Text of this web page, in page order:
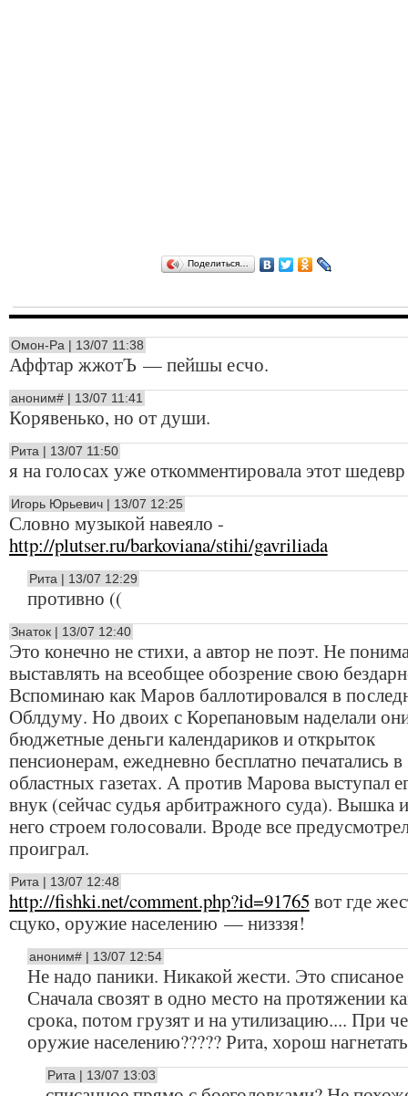
Поделиться…
Омон-Ра | 13/07 11:38
Аффтар жжотЪ — пейшы есчо.
аноним# | 13/07 11:41
Корявенько, но от души.
Рита | 13/07 11:50
я на голосах уже откомментировала этот
Игорь Юрьевич | 13/07 12:25
Словно музыкой навеяло -
http://plutser.ru/barkoviana/stihi/gavriliada
Рита | 13/07 12:29
противно ((
Знаток | 13/07 12:40
Это конечно не стихи, а автор не поэт. Не
выставлять на всеобщее обозрение свою
Вспоминаю как Маров баллотировался в
Облдуму. Но двоих с Корепановым наделали они
бюджетные деньги календариков и открыток
пенсионерам, ежедневно бесплатно печатались в
областных газетах. А против Марова выступал
внук (сейчас судья арбитражного суда). Вышка
него строем голосовали. Вроде все
проиграл.
Рита | 13/07 12:48
http://fishki.net/comment.php?id=91765 вот где
сцуко, оружие населению — низззя!
аноним# | 13/07 12:54
Не надо паники. Никакой жести. Это списаное
Сначала свозят в одно место на протяжении
срока, потом грузят и на утилизацию.... При
оружие населению????? Рита, хорош
Рита | 13/07 13:03